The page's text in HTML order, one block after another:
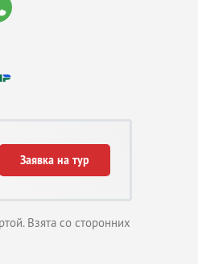
Заявка на тур
Взята со сторонних